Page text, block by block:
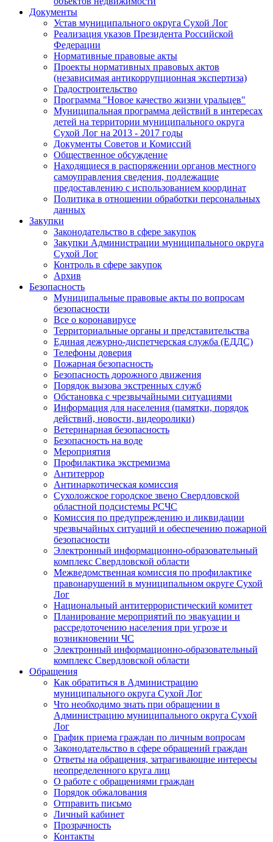
Документы
Устав муниципального округа Сухой Лог
Реализация указов Президента Российской
Федерации
Нормативные правовые акты
Проекты нормативных правовых актов
(независимая антикоррупционная экспертиза)
Градостроительство
Программа "Новое качество жизни уральцев"
Муниципальная программа действий в интересах
детей на территории муниципального округа
Сухой Лог на 2013 - 2017 годы
Документы Советов и Комиссий
Общественное обсуждение
Находящиеся в распоряжении органов местного
самоуправления сведения, подлежащие
предоставлению с использованием координат
Политика в отношении обработки персональных
данных
Закупки
Законодательство в сфере закупок
Закупки Администрации муниципального округа
Сухой Лог
Контроль в сфере закупок
Архив
Безопасность
Муниципальные правовые акты по вопросам
безопасности
Все о коронавирусе
Территориальные органы и представительства
Единая дежурно-диспетчерская служба (ЕДДС)
Телефоны доверия
Пожарная безопасность
Безопасность дорожного движения
Порядок вызова экстренных служб
Обстановка с чрезвычайными ситуациями
Информация для населения (памятки, порядок
действий, новости, видеоролики)
Ветеринарная безопасность
Безопасность на воде
Мероприятия
Профилактика экстремизма
Антитеррор
Антинаркотическая комиссия
Сухоложское городское звено Свердловской
областной подсистемы РСЧС
Комиссия по предупреждению и ликвидации
чрезвычайных ситуаций и обеспечению пожарной
безопасности
Электронный информационно-образовательный
комплекс Cвердловской области
Межведомственная комиссия по профилактике
правонарушений в муниципальном округе Сухой
Лог
Национальный антитеррористический комитет
Планирование мероприятий по эвакуации и
рассредоточению населения при угрозе и
возникновении ЧС
Электронный информационно-образовательный
комплекс Свердловской области
Обращения
Как обратиться в Администрацию
муниципального округа Сухой Лог
Что необходимо знать при обращении в
Администрацию муниципального округа Сухой
Лог
График приема граждан по личным вопросам
Законодательство в сфере обращений граждан
Ответы на обращения, затрагивающие интересы
неопределенного круга лиц
О работе с обращениями граждан
Порядок обжалования
Отправить письмо
Личный кабинет
Прозрачность
Контакты